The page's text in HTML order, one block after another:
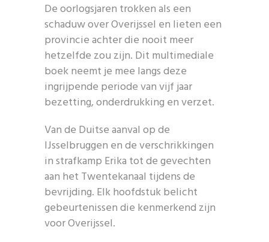
De oorlogsjaren trokken als een
schaduw over Overijssel en lieten een
provincie achter die nooit meer
hetzelfde zou zijn. Dit multimediale
boek neemt je mee langs deze
ingrijpende periode van vijf jaar
bezetting, onderdrukking en verzet.
Van de Duitse aanval op de
IJsselbruggen en de verschrikkingen
in strafkamp Erika tot de gevechten
aan het Twentekanaal tijdens de
bevrijding. Elk hoofdstuk belicht
gebeurtenissen die kenmerkend zijn
voor Overijssel.